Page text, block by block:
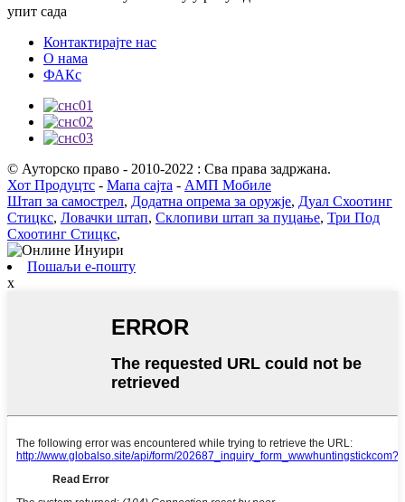
упит сада
Контактирајте нас
О нама
ФАКс
© Ауторско право - 2010-2022 : Сва права задржана.
Хот Продуцтс - Мапа сајта - АМП Мобиле
Штап за самострел, Додатна опрема за оружје, Дуал Схоотинг
Стицкс, Ловачки штап, Склопиви штап за пуцање, Три Под
Схоотинг Стицкс,
Пошаљи е-пошту
x